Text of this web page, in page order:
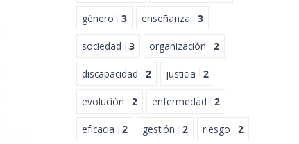
género 3 enseñanza 3
sociedad 3 organización 2
discapacidad 2 justicia 2
evolución 2 enfermedad 2
eficacia 2 gestión 2 riesgo 2